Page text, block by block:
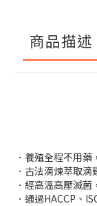
商品描述
．養殖全程不用
．古法滴煉萃取
．經高溫高壓滅
．通過HACCP、